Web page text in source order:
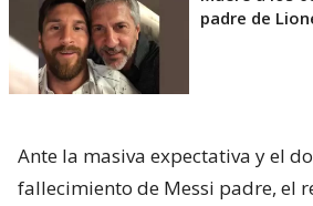
padre de
Ante la masiva expectativa y el
fallecimiento de Messi padre, el